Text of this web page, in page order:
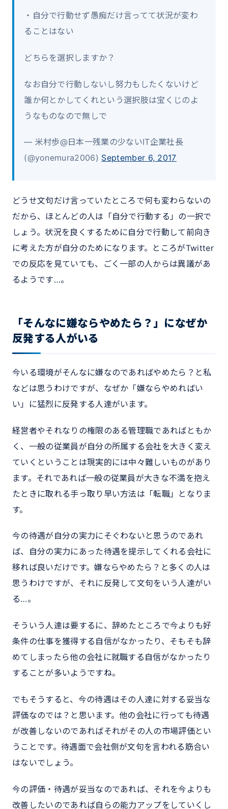
・自分で行動せず愚痴だけ言ってて状況が変わ
ることはない
どちらを選択しますか？
なお自分で行動しないし努力もしたくないけど
誰か何とかしてくれという選択肢は宝くじのよ
うなものなので無しで
— 米村歩@日本一残業の少ないIT企業社長
(@yonemura2006) September 6, 2017
どうせ文句だけ言っていたところで何も変わらないの
だから、ほとんどの人は「自分で行動する」の一択で
しょう。状況を良くするために自分で行動して前向き
に考えた方が自分のためになります。ところがTwitter
での反応を見ていても、ごく一部の人からは異議があ
るようです…。
「そんなに嫌ならやめたら？」になぜか
反発する人がいる
今いる環境がそんなに嫌なのであればやめたら？と私
などは思うわけですが、なぜか「嫌ならやめればい
い」に猛烈に反発する人達がいます。
経営者やそれなりの権限のある管理職であればともか
く、一般の従業員が自分の所属する会社を大きく変え
ていくということは現実的には中々難しいものがあり
ます。それであれば一般の従業員が大きな不満を抱え
たときに取れる手っ取り早い方法は「転職」となりま
す。
今の待遇が自分の実力にそぐわないと思うのであれ
ば、自分の実力にあった待遇を提示してくれる会社に
移れば良いだけです。嫌ならやめたら？と多くの人は
思うわけですが、それに反発して文句をいう人達がい
る…。
そういう人達は要するに、辞めたところで今よりも好
条件の仕事を獲得する自信がなかったり、そもそも辞
めてしまったら他の会社に就職する自信がなかったり
することが多いようですね。
でもそうすると、今の待遇はその人達に対する妥当な
評価なのでは？と思います。他の会社に行っても待遇
が改善しないのであればそれがその人の市場評価とい
うことです。待遇面で会社側が文句を言われる筋合い
はないでしょう。
今の評価・待遇が妥当なのであれば、それを今よりも
改善したいのであれば自らの能力アップをしていくし